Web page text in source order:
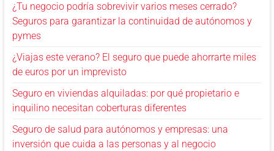
¿Tu negocio podría sobrevivir varios meses cerrado?
Seguros para garantizar la continuidad de autónomos y
pymes
¿Viajas este verano? El seguro que puede ahorrarte miles
de euros por un imprevisto
Seguro en viviendas alquiladas: por qué propietario e
inquilino necesitan coberturas diferentes
Seguro de salud para autónomos y empresas: una
inversión que cuida a las personas y al negocio